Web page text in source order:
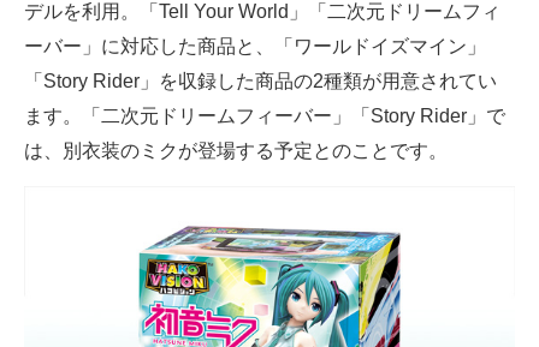
デルを利用。「Tell Your World」「二次元ドリームフィ
ーバー」に対応した商品と、「ワールドイズマイン」
「Story Rider」を収録した商品の2種類が用意されてい
ます。「二次元ドリームフィーバー」「Story Rider」で
は、別衣装のミクが登場する予定とのことです。